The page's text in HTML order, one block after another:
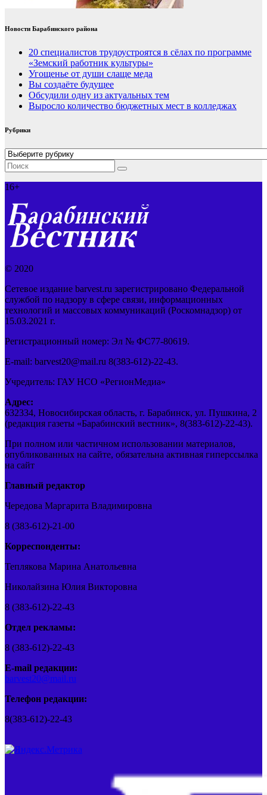
Новости Барабинского района
20 специалистов трудоустроятся в сёлах по программе
«Земский работник культуры»
Угощенье от души слаще меда
Вы создаёте будущее
Обсудили одну из актуальных тем
Выросло количество бюджетных мест в колледжах
Рубрики
Рубрики
16+
© 2020
Сетевое издание barvest.ru зарегистрировано Федеральной
службой по надзору в сфере связи, информационных
технологий и массовых коммуникаций (Роскомнадзор) от
15.03.2021 г.
Регистрационный номер: Эл № ФС77-80619.
E-mail: barvest20@mail.ru 8(383-612)-22-43.
Учредитель: ГАУ НСО «РегионМедиа»
Адрес:
632334, Новосибирская область, г. Барабинск, ул. Пушкина, 2
(редакция газеты «Барабинский вестник», 8(383-612)-22-43).
При полном или частичном использовании материалов,
опубликованных на сайте, обязательна активная гиперссылка
на сайт
Главный редактор
Чередова Маргарита Владимировна
8 (383-612)-21-00
Корреспонденты:
Теплякова Марина Анатольевна
Николайзина Юлия Викторовна
8 (383-612)-22-43
Отдел рекламы:
8 (383-612)-22-43
E-mail редакции:
barvest20@mail.ru
Телефон редакции:
8(383-612)-22-43